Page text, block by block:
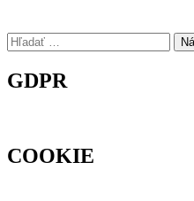
Hľadať:
GDPR
COOKIE